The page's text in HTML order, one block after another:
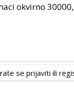
okvirno
se prijaviti ili